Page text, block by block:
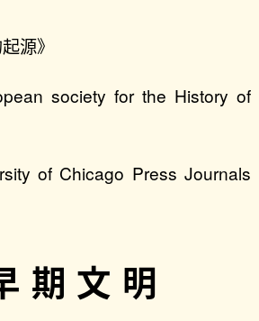
源》
society for the History of
of Chicago Press Journals
期文明